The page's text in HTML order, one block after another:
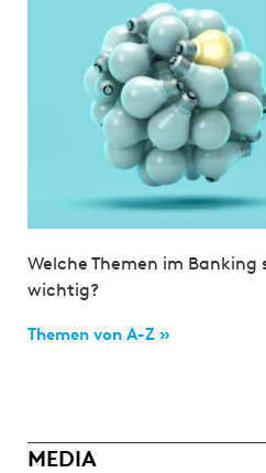
Welche Themen im
wichtig?
Themen von A-Z »
MEDIA